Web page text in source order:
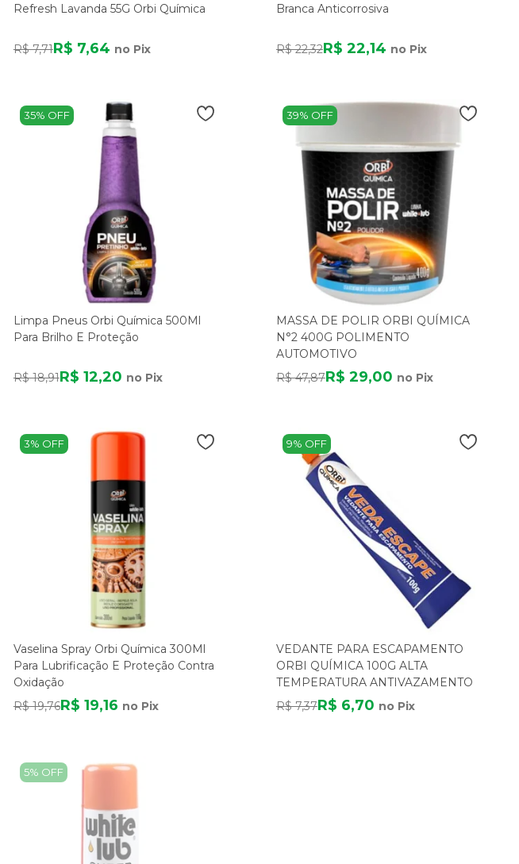
Refresh Lavanda 55G Orbi Química
R$ 7,71R$ 7,64 no Pix
Branca Anticorrosiva
R$ 22,32R$ 22,14 no Pix
35% OFF
Limpa Pneus Orbi Química 500Ml
Para Brilho E Proteção
R$ 18,91R$ 12,20 no Pix
39% OFF
MASSA DE POLIR ORBI QUÍMICA
N°2 400G POLIMENTO
AUTOMOTIVO
R$ 47,87R$ 29,00 no Pix
3% OFF
Vaselina Spray Orbi Química 300Ml
Para Lubrificação E Proteção Contra
Oxidação
R$ 19,76R$ 19,16 no Pix
9% OFF
VEDANTE PARA ESCAPAMENTO
ORBI QUÍMICA 100G ALTA
TEMPERATURA ANTIVAZAMENTO
R$ 7,37R$ 6,70 no Pix
5% OFF